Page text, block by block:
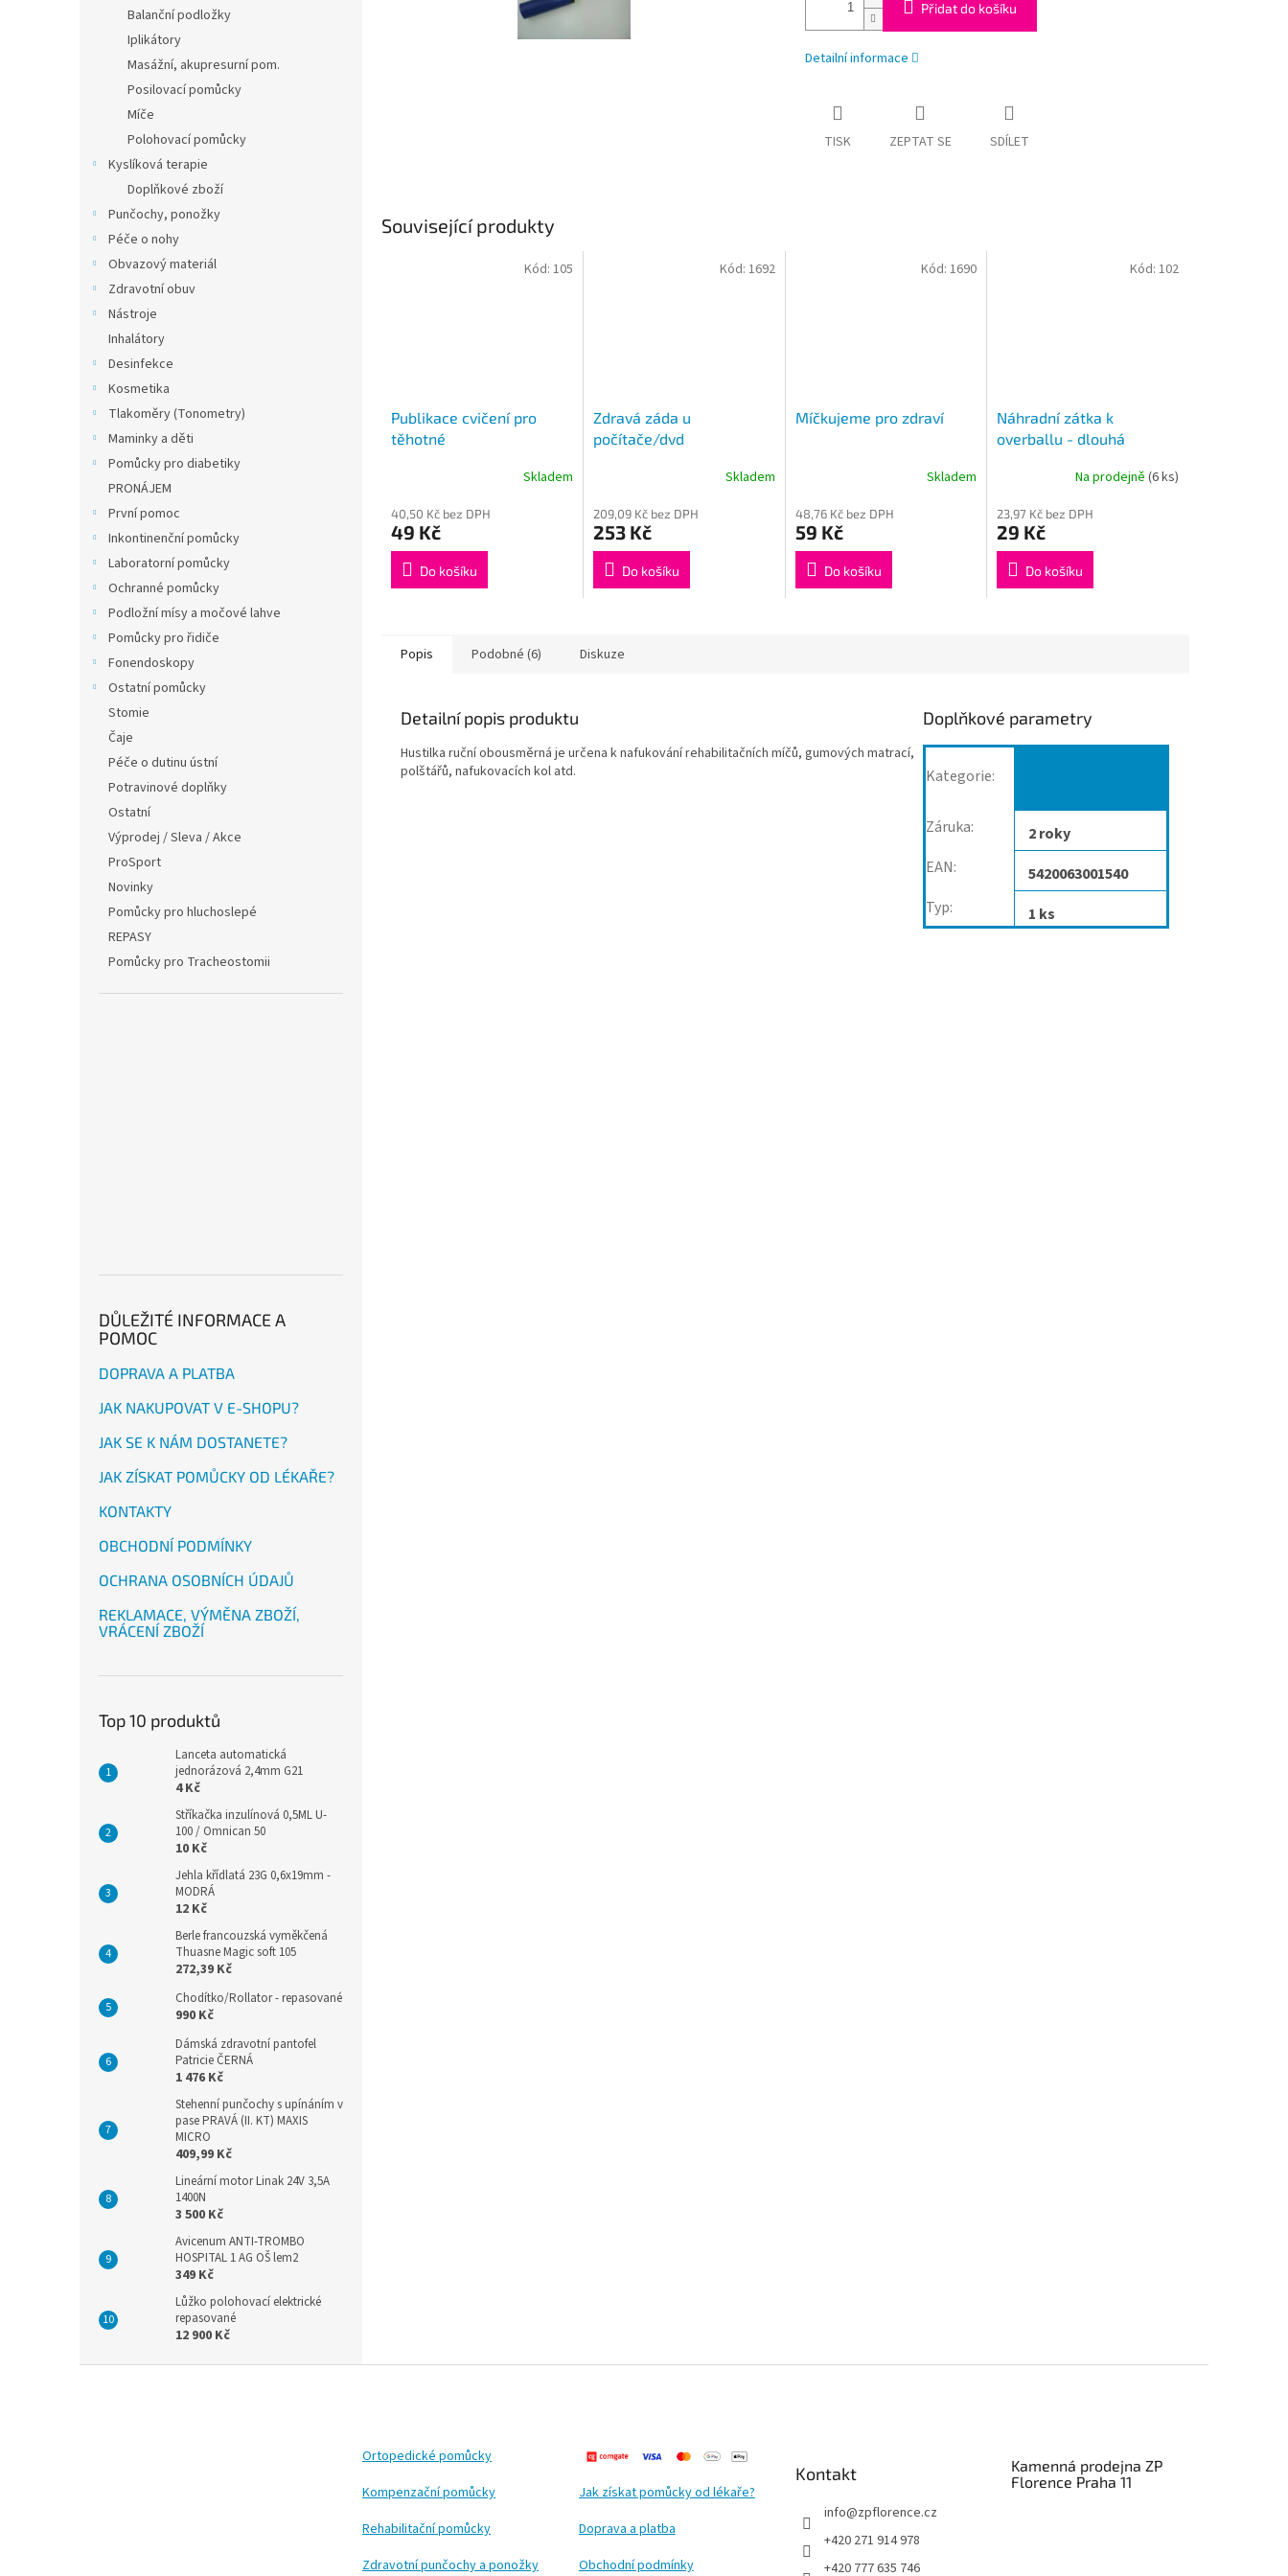
Balanční podložky
Iplikátory
Masážní, akupresurní pom.
Posilovací pomůcky
Míče
Polohovací pomůcky
Kyslíková terapie
Doplňkové zboží
Punčochy, ponožky
Péče o nohy
Obvazový materiál
Zdravotní obuv
Nástroje
Inhalátory
Desinfekce
Kosmetika
Tlakoměry (Tonometry)
Maminky a děti
Pomůcky pro diabetiky
PRONÁJEM
První pomoc
Inkontinenční pomůcky
Laboratorní pomůcky
Ochranné pomůcky
Podložní mísy a močové lahve
Pomůcky pro řidiče
Fonendoskopy
Ostatní pomůcky
Stomie
Čaje
Péče o dutinu ústní
Potravinové doplňky
Ostatní
Výprodej / Sleva / Akce
ProSport
Novinky
Pomůcky pro hluchoslepé
REPASY
Pomůcky pro Tracheostomii
DŮLEŽITÉ INFORMACE A
POMOC
DOPRAVA A PLATBA
JAK NAKUPOVAT V E-SHOPU?
JAK SE K NÁM DOSTANETE?
JAK ZÍSKAT POMŮCKY OD LÉKAŘE?
KONTAKTY
OBCHODNÍ PODMÍNKY
OCHRANA OSOBNÍCH ÚDAJŮ
REKLAMACE, VÝMĚNA ZBOŽÍ,
VRÁCENÍ ZBOŽÍ
Top 10 produktů
Lanceta automatická
jednorázová 2,4mm G21
4 Kč
Stříkačka inzulínová 0,5ML U-
100 / Omnican 50
10 Kč
Jehla křídlatá 23G 0,6x19mm -
MODRÁ
12 Kč
Berle francouzská vyměkčená
Thuasne Magic soft 105
272,39 Kč
Chodítko/Rollator - repasované
990 Kč
Dámská zdravotní pantofel
Patricie ČERNÁ
1 476 Kč
Stehenní punčochy s upínáním v
pase PRAVÁ (II. KT) MAXIS
MICRO
409,99 Kč
Lineární motor Linak 24V 3,5A
1400N
3 500 Kč
Avicenum ANTI-TROMBO
HOSPITAL 1 AG OŠ lem2
349 Kč
Lůžko polohovací elektrické
repasované
12 900 Kč
Přidat do košíku
Detailní informace
TISK ZEPTAT SE SDÍLET
Související produkty
Publikace cvičení pro
těhotné
Skladem
40,50 Kč bez DPH
49 Kč
Do košíku
Kód: 105
Zdravá záda u
počítače/dvd
Skladem
209,09 Kč bez DPH
253 Kč
Do košíku
Kód: 1692
Míčkujeme pro zdraví
Skladem
48,76 Kč bez DPH
59 Kč
Do košíku
Kód:1690
Náhradní zátka k
overballu - dlouhá
Na prodejně (6 ks)
23,97 Kč bez DPH
29 Kč
Do košíku
Kód: 102
Popis Podobné (6) Diskuze
Detailní popis produktu
Hustilka ruční obousměrná je určena k nafukování rehabilitačních míčů, gumových matrací,
polštářů, nafukovacích kol atd.
Doplňkové parametry
Kategorie:
Záruka:
2 roky
EAN:
5420063001540
Typ: 1 ks
Ortopedické pomůcky
Kompenzační pomůcky
Rehabilitační pomůcky
Zdravotní punčochy a ponožky
Jak získat pomůcky od lékaře?
Doprava a platba
Obchodní podmínky
Kontakt
info@zpflorence.cz
+420 271 914 978
+420 777 635 746
Kamenná prodejna ZP
Florence Praha 11